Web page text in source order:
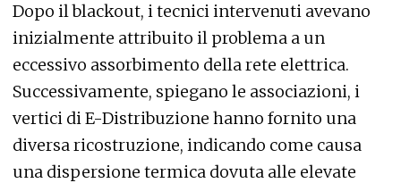
Dopo il blackout, i tecnici intervenuti avevano
inizialmente attribuito il problema a un
eccessivo assorbimento della rete elettrica.
Successivamente, spiegano le associazioni, i
vertici di E-Distribuzione hanno fornito una
diversa ricostruzione, indicando come causa
una dispersione termica dovuta alle elevate